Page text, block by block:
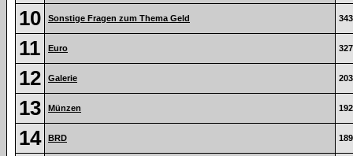
10 Sonstige Fragen zum Thema Geld 343
11 Euro 327
12 Galerie 203
13 Münzen 192
14 BRD 189